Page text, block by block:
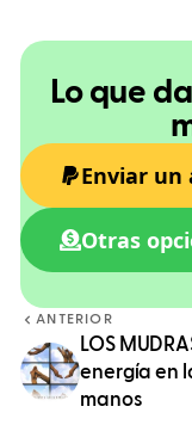
Lo que
Enviar un
Otras
ANTERIOR
LOS
energía en
manos